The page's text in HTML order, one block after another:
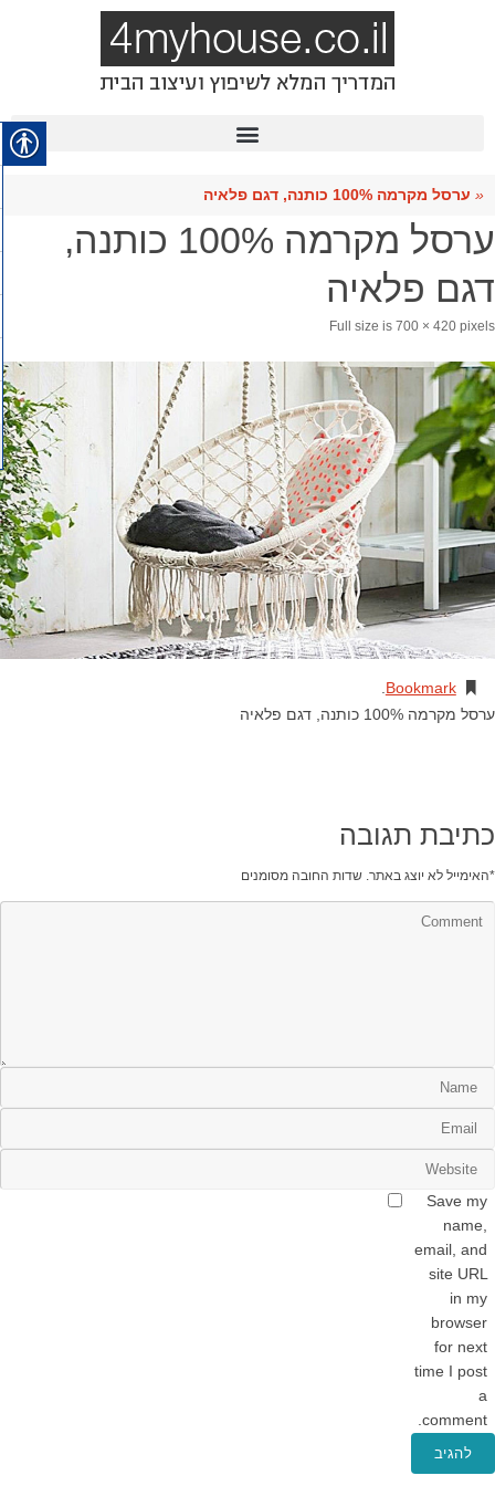
« ערסל מקרמה 100% כותנה, דגם פלאיה
ערסל מקרמה 100% כותנה,
דגם פלאיה
Full size is 700 × 420 pixels
Bookmark
.
ערסל מקרמה 100% כותנה, דגם פלאיה
כתיבת תגובה
האימייל לא יוצג באתר. שדות החובה מסומנים *
Save my
name,
email, and
site URL
in my
browser
for next
time I post
a
comment.